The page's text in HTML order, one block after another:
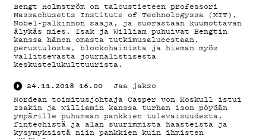
Bengt Holmström on taloustieteen professori
Massachusetts Institute of Technologyssa (MIT),
Nobel-palkinnon saaja, ja suorastaan kuumottavan
älykäs mies. Isak ja William puhuivat Bengtin
kanssa hänen omasta tutkimusalueestaan,
perustulosta, blockchainista ja hieman myös
vallitsevasta journalistisesta
keskustelukulttuurista.
24.11.2018 16.00
Jaa jakso
Nordean toimitusjohtaja Casper von Koskull istui
Isakin ja Williamin kanssa turhan ison pöydän
ympärille puhumaan pankkien tulevaisuudesta,
fintechistä ja alan suurimmista haasteista ja
kysymyksistä niin pankkien kuin ihmisten